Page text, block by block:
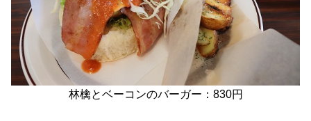
林檎とベーコンのバーガー：830円